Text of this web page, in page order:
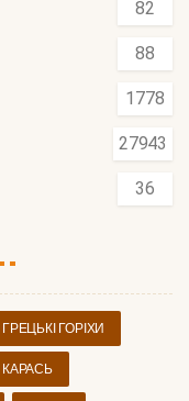
82
88
1778
27943
36
ГРЕЦЬКІ ГОРІХИ
КАРАСЬ